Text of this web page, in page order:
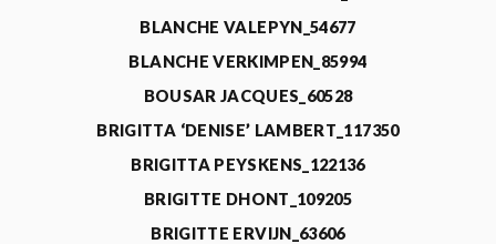
BLANCHE VALEPYN_54677
BLANCHE VERKIMPEN_85994
BOUSAR JACQUES_60528
BRIGITTA ‘DENISE’ LAMBERT_117350
BRIGITTA PEYSKENS_122136
BRIGITTE DHONT_109205
BRIGITTE ERVIJN_63606